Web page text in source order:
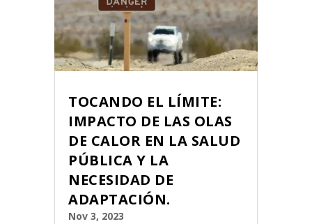
TOCANDO EL LÍMITE:
IMPACTO DE LAS OLAS
DE CALOR EN LA SALUD
PÚBLICA Y LA
NECESIDAD DE
ADAPTACIÓN.
Nov 3, 2023